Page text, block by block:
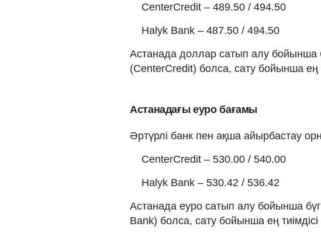
CenterCredit – 489.50 / 494.50
Halyk Bank – 487.50 / 494.50
Астанада доллар сатып алу бойынша
(CenterCredit) болса, сату бойынша ең
Астанадағы еуро бағамы
Әртүрлі банк пен ақша айырбастау
CenterCredit – 530.00 / 540.00
Halyk Bank – 530.42 / 536.42
Астанада еуро сатып алу бойынша
Bank) болса, сату бойынша ең